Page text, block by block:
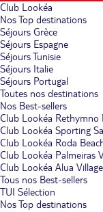
Club Lookéa
Nos Top destinations
Séjours Grèce
Séjours Espagne
Séjours Tunisie
Séjours Italie
Séjours Portugal
Toutes nos destinations
Nos Best-sellers
Club Lookéa Rethymno
Club Lookéa Sporting
Club Lookéa Roda
Club Lookéa Palmeiras
Club Lookéa Alua Village
Tous nos Best-sellers
TUI Sélection
Nos Top destinations